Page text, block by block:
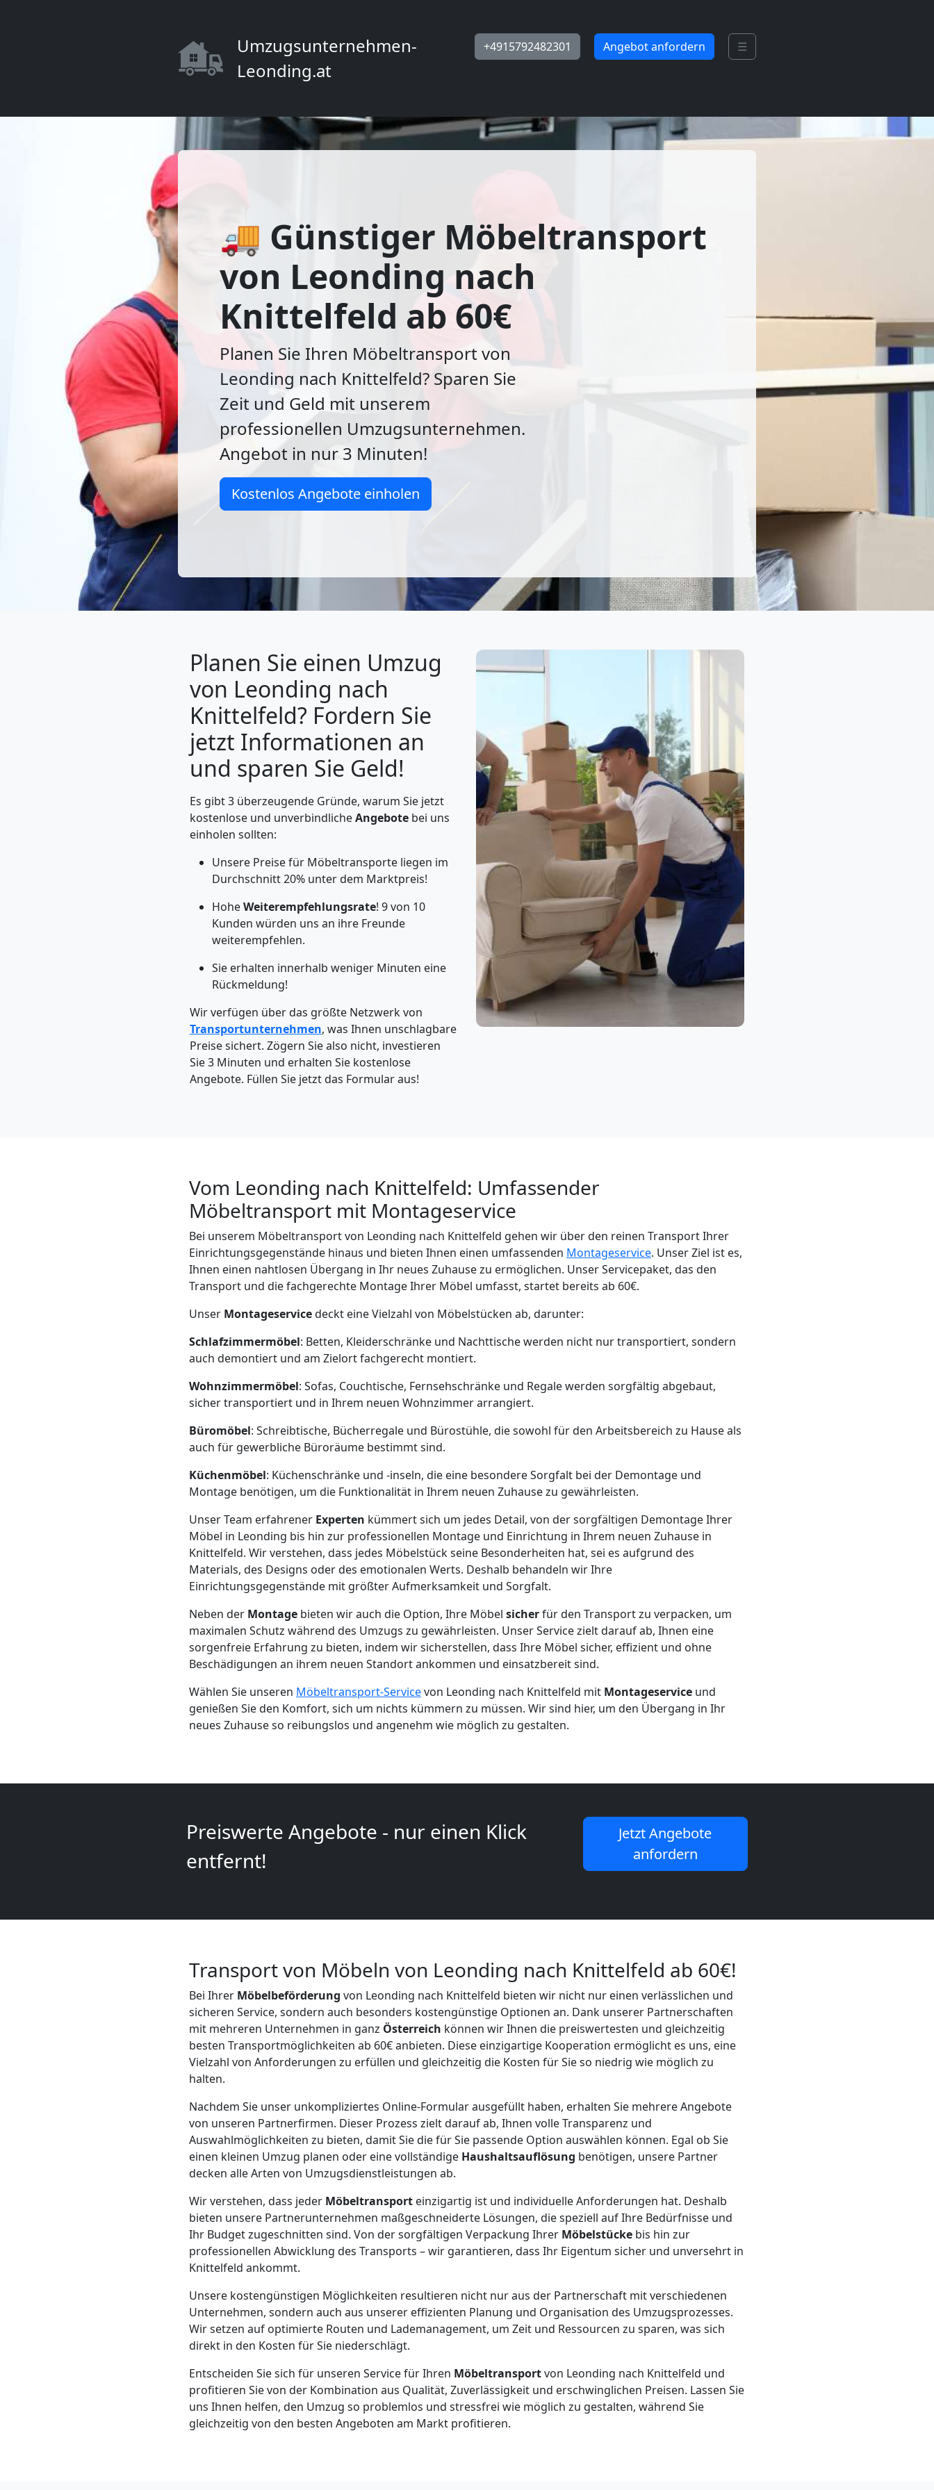
Umzugsunternehmen-
Leonding.at
+4915792482301 Angebot anfordern ☰
🚚 Günstiger Möbeltransport
von Leonding nach
Knittelfeld ab 60€
Planen Sie Ihren Möbeltransport von
Leonding nach Knittelfeld? Sparen Sie
Zeit und Geld mit unserem
professionellen Umzugsunternehmen.
Angebot in nur 3 Minuten!
Kostenlos Angebote einholen
Planen Sie einen Umzug
von Leonding nach
Knittelfeld? Fordern Sie
jetzt Informationen an
und sparen Sie Geld!
Es gibt 3 überzeugende Gründe, warum Sie jetzt
kostenlose und unverbindlicheAngebotebei uns
einholen sollten:
Unsere Preise für Möbeltransporte liegen im
Durchschnitt 20% unter dem Marktpreis!
HoheWeiterempfehlungsrate! 9 von 10
Kunden würden uns an ihre Freunde
weiterempfehlen.
Sie erhalten innerhalb weniger Minuten eine
Rückmeldung!
Wir verfügen über das größte Netzwerk von
Transportunternehmen, was Ihnen unschlagbare
Preise sichert. Zögern Sie also nicht, investieren
Sie 3 Minuten und erhalten Sie kostenlose
Angebote. Füllen Sie jetzt das Formular aus!
Vom Leonding nach Knittelfeld: Umfassender
Möbeltransport mit Montageservice
Bei unserem Möbeltransport von Leonding nach Knittelfeld gehen wir über den reinen Transport Ihrer
Einrichtungsgegenstände hinaus und bieten Ihnen einen umfassenden Montageservice. Unser Ziel ist es,
Ihnen einen nahtlosen Übergang in Ihr neues Zuhause zu ermöglichen. Unser Servicepaket, das den
Transport und die fachgerechte Montage Ihrer Möbel umfasst, startet bereits ab 60€.
Unser Montageservicedeckt eine Vielzahl von Möbelstücken ab, darunter:
Schlafzimmermöbel: Betten, Kleiderschränke und Nachttische werden nicht nur transportiert, sondern
auch demontiert und am Zielort fachgerecht montiert.
Wohnzimmermöbel: Sofas, Couchtische, Fernsehschränke und Regale werden sorgfältig abgebaut,
sicher transportiert und in Ihrem neuen Wohnzimmer arrangiert.
Büromöbel: Schreibtische, Bücherregale und Bürostühle, die sowohl für den Arbeitsbereich zu Hause als
auch für gewerbliche Büroräume bestimmt sind.
Küchenmöbel: Küchenschränke und -inseln, die eine besondere Sorgfalt bei der Demontage und
Montage benötigen, um die Funktionalität in Ihrem neuen Zuhause zu gewährleisten.
Unser Team erfahrener Experten kümmert sich um jedes Detail, von der sorgfältigen Demontage Ihrer
Möbel in Leonding bis hin zur professionellen Montage und Einrichtung in Ihrem neuen Zuhause in
Knittelfeld. Wir verstehen, dass jedes Möbelstück seine Besonderheiten hat, sei es aufgrund des
Materials, des Designs oder des emotionalen Werts. Deshalb behandeln wir Ihre
Einrichtungsgegenstände mit größter Aufmerksamkeit und Sorgfalt.
Neben der Montage bieten wir auch die Option, Ihre Möbel sicherfür den Transport zu verpacken, um
maximalen Schutz während des Umzugs zu gewährleisten. Unser Service zielt darauf ab, Ihnen eine
sorgenfreie Erfahrung zu bieten, indem wir sicherstellen, dass Ihre Möbel sicher, effizient und ohne
Beschädigungen an ihrem neuen Standort ankommen und einsatzbereit sind.
Wählen Sie unseren Möbeltransport-Servicevon Leonding nach Knittelfeld mit Montageservice und
genießen Sie den Komfort, sich um nichts kümmern zu müssen. Wir sind hier, um den Übergang in Ihr
neues Zuhause so reibungslos und angenehm wie möglich zu gestalten.
Preiswerte Angebote - nur einen Klick
entfernt!
Jetzt Angebote
anfordern
Transport von Möbeln von Leonding nach Knittelfeld ab 60€!
Bei Ihrer Möbelbeförderung von Leonding nach Knittelfeld bieten wir nicht nur einen verlässlichen und
sicheren Service, sondern auch besonders kostengünstige Optionen an. Dank unserer Partnerschaften
mit mehreren Unternehmen in ganz Österreich können wir Ihnen die preiswertesten und gleichzeitig
besten Transportmöglichkeiten ab 60€ anbieten. Diese einzigartige Kooperation ermöglicht es uns, eine
Vielzahl von Anforderungen zu erfüllen und gleichzeitig die Kosten für Sie so niedrig wie möglich zu
halten.
Nachdem Sie unser unkompliziertes Online-Formular ausgefüllt haben, erhalten Sie mehrere Angebote
von unseren Partnerfirmen. Dieser Prozess zielt darauf ab, Ihnen volle Transparenz und
Auswahlmöglichkeiten zu bieten, damit Sie die für Sie passende Option auswählen können. Egal ob Sie
einen kleinen Umzug planen oder eine vollständige Haushaltsauflösung benötigen, unsere Partner
decken alle Arten von Umzugsdienstleistungen ab.
Wir verstehen, dass jeder Möbeltransport einzigartig ist und individuelle Anforderungen hat. Deshalb
bieten unsere Partnerunternehmen maßgeschneiderte Lösungen, die speziell auf Ihre Bedürfnisse und
Ihr Budget zugeschnitten sind. Von der sorgfältigen Verpackung Ihrer Möbelstücke bis hin zur
professionellen Abwicklung des Transports – wir garantieren, dass Ihr Eigentum sicher und unversehrt in
Knittelfeld ankommt.
Unsere kostengünstigen Möglichkeiten resultieren nicht nur aus der Partnerschaft mit verschiedenen
Unternehmen, sondern auch aus unserer effizienten Planung und Organisation des Umzugsprozesses.
Wir setzen auf optimierte Routen und Lademanagement, um Zeit und Ressourcen zu sparen, was sich
direkt in den Kosten für Sie niederschlägt.
Entscheiden Sie sich für unseren Service für Ihren Möbeltransportvon Leonding nach Knittelfeld und
profitieren Sie von der Kombination aus Qualität, Zuverlässigkeit und erschwinglichen Preisen. Lassen Sie
uns Ihnen helfen, den Umzug so problemlos und stressfrei wie möglich zu gestalten, während Sie
gleichzeitig von den besten Angeboten am Markt profitieren.
Umzug
Klaviertransport